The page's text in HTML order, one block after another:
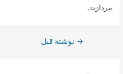
بپردازید.
راهبری
→ نوشته قبل